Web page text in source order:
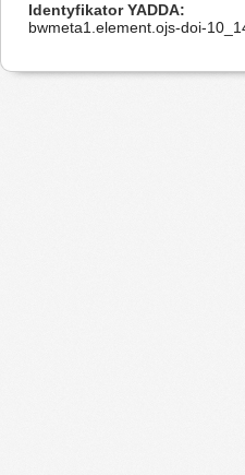
Identyfikator YADDA
bwmeta1.element.ojs-doi-